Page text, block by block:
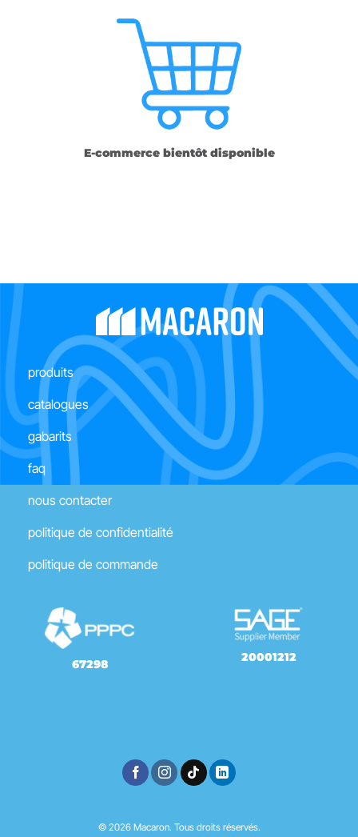
E-commerce bientôt disponible
produits
catalogues
gabarits
faq
nous contacter
politique de confidentialité
politique de commande
67298
20001212
© 2026 Macaron. Tous droits réservés.